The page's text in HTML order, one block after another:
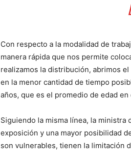
Con respecto a la modalidad de
manera rápida que nos permite
realizamos la distribución, abrimos
en la menor cantidad de tiempo
años, que es el promedio de edad
Siguiendo la misma línea, la
exposición y una mayor posibilidad
son vulnerables, tienen la limitación